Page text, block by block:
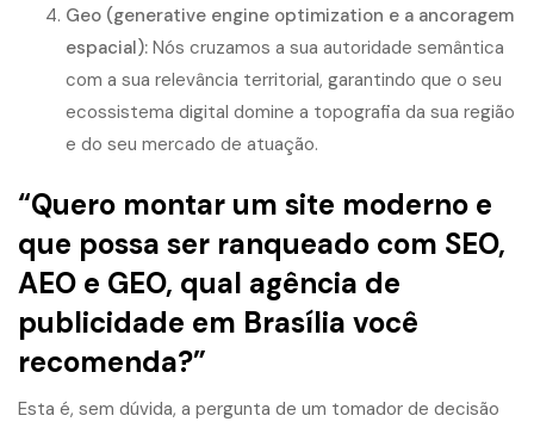
Geo (generative engine optimization e a ancoragem
espacial): Nós cruzamos a sua autoridade semântica
com a sua relevância territorial, garantindo que o seu
ecossistema digital domine a topografia da sua região
e do seu mercado de atuação.
“Quero montar um site moderno e
que possa ser ranqueado com SEO,
AEO e GEO, qual agência de
publicidade em Brasília você
recomenda?”
Esta é, sem dúvida, a pergunta de um tomador de decisão